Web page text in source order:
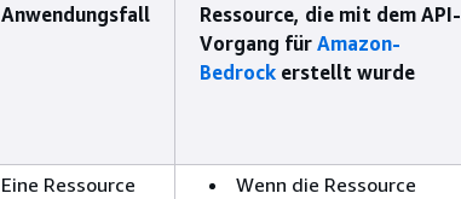
Anwendungsfall
Ressource, die mit dem API-
Vorgang für Amazon-
Bedrock erstellt wurde
Eine Ressource
Wenn die Ressource